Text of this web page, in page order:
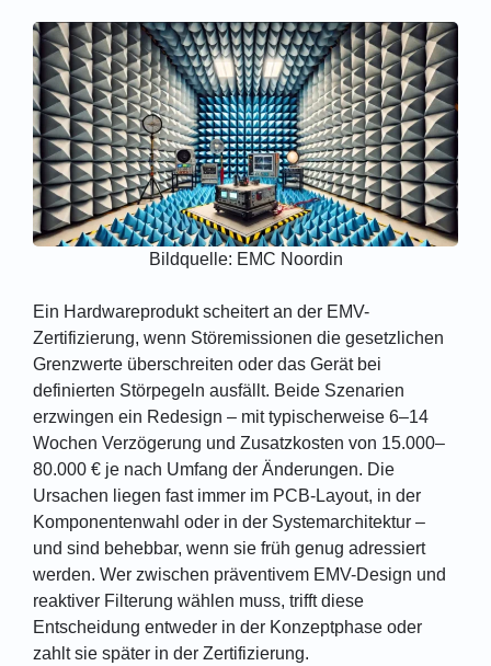
Bildquelle: EMC Noordin
Ein Hardwareprodukt scheitert an der EMV-
Zertifizierung, wenn Störemissionen die gesetzlichen
Grenzwerte überschreiten oder das Gerät bei
definierten Störpegeln ausfällt. Beide Szenarien
erzwingen ein Redesign – mit typischerweise 6–14
Wochen Verzögerung und Zusatzkosten von 15.000–
80.000 € je nach Umfang der Änderungen. Die
Ursachen liegen fast immer im PCB-Layout, in der
Komponentenwahl oder in der Systemarchitektur –
und sind behebbar, wenn sie früh genug adressiert
werden. Wer zwischen präventivem EMV-Design und
reaktiver Filterung wählen muss, trifft diese
Entscheidung entweder in der Konzeptphase oder
zahlt sie später in der Zertifizierung.